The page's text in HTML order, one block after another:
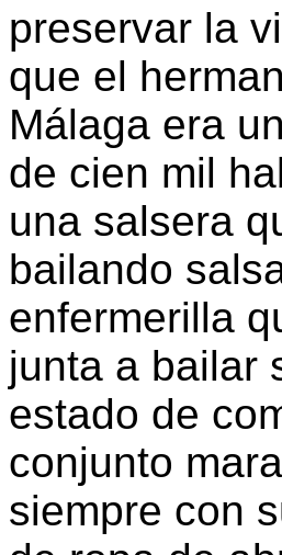
preservar la
que el
Málaga era
de cien mil
una salsera
bailando
enfermerilla
junta a bailar
estado de
conjunto
siempre con